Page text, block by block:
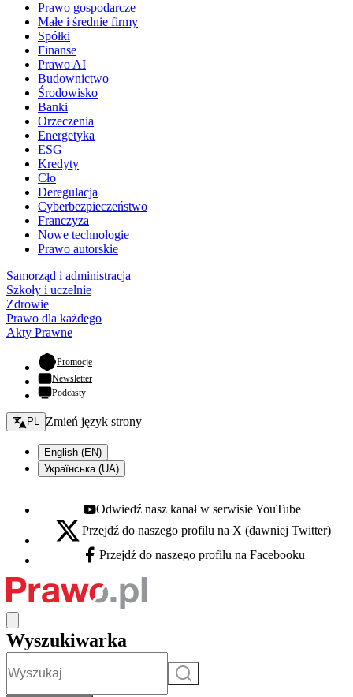
Prawo gospodarcze
Małe i średnie firmy
Spółki
Finanse
Prawo AI
Budownictwo
Środowisko
Banki
Orzeczenia
Energetyka
ESG
Kredyty
Cło
Deregulacja
Cyberbezpieczeństwo
Franczyza
Nowe technologie
Prawo autorskie
Samorząd i administracja
Szkoły i uczelnie
Zdrowie
Prawo dla każdego
Akty Prawne
Promocje- otwiera się w nowej karcie
Newsletter
Podcasty
Zmień język - bieżący:
PL Zmień język strony
English (EN)
Українська (UA)
Youtube - otwiera się w nowej karcie
Odwiedź nasz kanał w serwisie YouTube
X - otwiera się w nowej karcie
Przejdź do naszego profilu na X (dawniej Twitter)
Facebook - otwiera się w nowej karcie
Przejdź do naszego profilu na Facebooku
Wyszukiwarka
Szukaj